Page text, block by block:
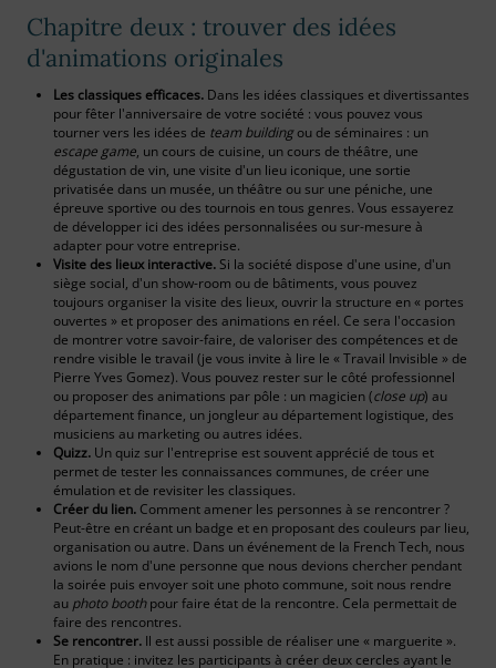
Chapitre deux : trouver des idées
d'animations originales
Les classiques efficaces. Dans les idées classiques et divertissantes
pour fêter l'anniversaire de votre société : vous pouvez vous
tourner vers les idées de team buildingou de séminaires : un
escape game, un cours de cuisine, un cours de théâtre, une
dégustation de vin, une visite d'un lieu iconique, une sortie
privatisée dans un musée, un théâtre ou sur une péniche, une
épreuve sportive ou des tournois en tous genres. Vous essayerez
de développer ici des idées personnalisées ou sur-mesure à
adapter pour votre entreprise.
Visite des lieux interactive. Si la société dispose d'une usine, d'un
siège social, d'un show-room ou de bâtiments, vous pouvez
toujours organiser la visite des lieux, ouvrir la structure en « portes
ouvertes » et proposer des animations en réel. Ce sera l'occasion
de montrer votre savoir-faire, de valoriser des compétences et de
rendre visible le travail (je vous invite à lire le « Travail Invisible » de
Pierre Yves Gomez). Vous pouvez rester sur le côté professionnel
ou proposer des animations par pôle : un magicien (close up) au
département finance, un jongleur au département logistique, des
musiciens au marketing ou autres idées.
Quizz. Un quiz sur l'entreprise est souvent apprécié de tous et
permet de tester les connaissances communes, de créer une
émulation et de revisiter les classiques.
Créer du lien. Comment amener les personnes à se rencontrer ?
Peut-être en créant un badge et en proposant des couleurs par lieu,
organisation ou autre. Dans un événement de la French Tech, nous
avions le nom d'une personne que nous devions chercher pendant
la soirée puis envoyer soit une photo commune, soit nous rendre
au photo boothpour faire état de la rencontre. Cela permettait de
faire des rencontres.
Se rencontrer. Il est aussi possible de réaliser une « marguerite ».
En pratique : invitez les participants à créer deux cercles ayant le